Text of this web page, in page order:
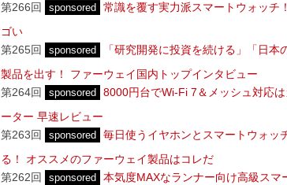
第266回
sponsored
常識を覆す実力派スマートウォッチ
ゴい
第265回
sponsored
「研究開発に投資を続ける」「日
製品を出す！ ファーウェイ国内トップインタビュー
第264回
sponsored
8000円台でWi-Fi 7＆メッシュ対応
ーター 早速レビュー
第263回
sponsored
毎日使うイヤホンとスマートウォッ
る！ オススメのファーウェイ製品はコレだ
第262回
sponsored 本気度MAXなランナー向け高級スマ